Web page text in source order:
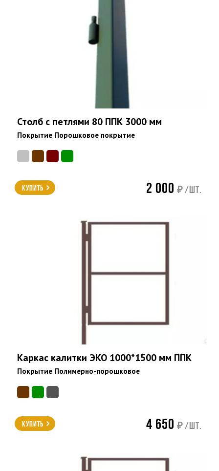
Столб с петлями 80 ППК 3000 мм
Покрытие Порошковое покрытие
Купить 2 000 ₽ /шт.
Каркас калитки ЭКО 1000*1500 мм ППК
Покрытие Полимерно-порошковое
Купить 4 650 ₽ /шт.